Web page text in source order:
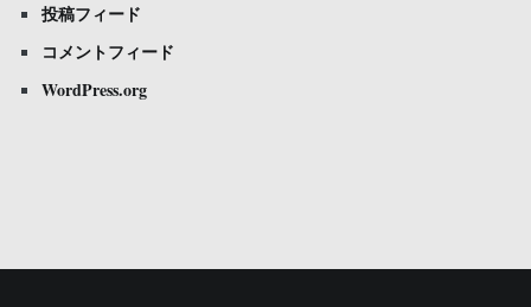
投稿フィード
コメントフィード
WordPress.org